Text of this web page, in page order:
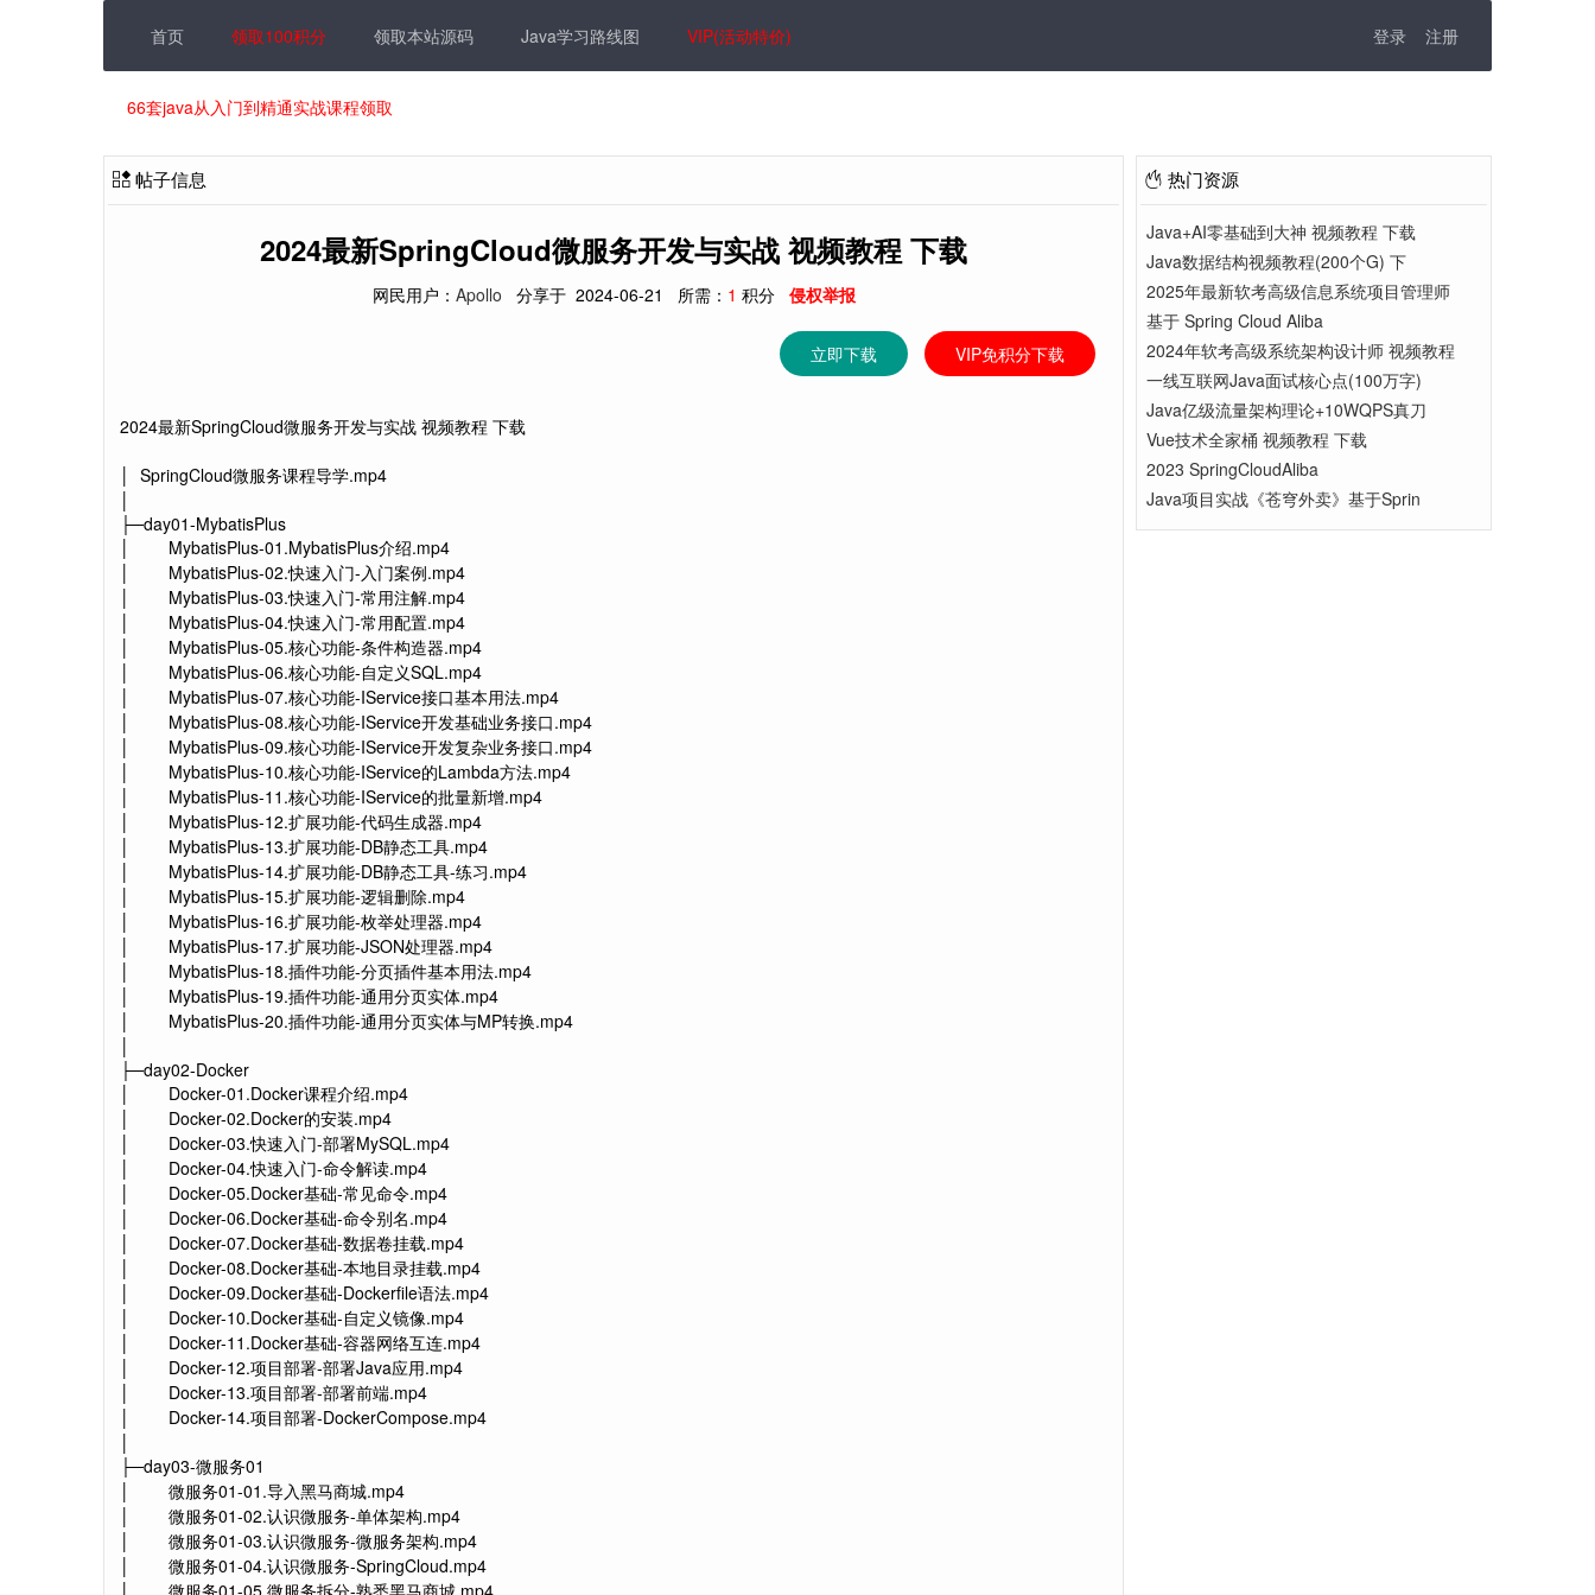
首页 领取100积分 领取本站源码 Java学习路线图 VIP(活动特价) 注册
登录
66套java从入门到精通实战课程领取
帖子信息
2024最新SpringCloud微服务开发与实战 视频教程 下载
网民用户： Apollo 分享于 2024-06-21 所需： 1 积分 侵权举报
立即下载 VIP免积分下载
2024最新SpringCloud微服务开发与实战 视频教程 下载
│ SpringCloud微服务课程导学.mp4
├─day01-MybatisPlus
│ MybatisPlus-01.MybatisPlus介绍.mp4
│ MybatisPlus-02.快速入门-入门案例.mp4
│ MybatisPlus-03.快速入门-常用注解.mp4
│ MybatisPlus-04.快速入门-常用配置.mp4
│ MybatisPlus-05.核心功能-条件构造器.mp4
│ MybatisPlus-06.核心功能-自定义SQL.mp4
│ MybatisPlus-07.核心功能-IService接口基本用法.mp4
│ MybatisPlus-08.核心功能-IService开发基础业务接口.mp4
│ MybatisPlus-09.核心功能-IService开发复杂业务接口.mp4
│ MybatisPlus-10.核心功能-IService的Lambda方法.mp4
│ MybatisPlus-11.核心功能-IService的批量新增.mp4
│ MybatisPlus-12.扩展功能-代码生成器.mp4
│ MybatisPlus-13.扩展功能-DB静态工具.mp4
│ MybatisPlus-14.扩展功能-DB静态工具-练习.mp4
│ MybatisPlus-15.扩展功能-逻辑删除.mp4
│ MybatisPlus-16.扩展功能-枚举处理器.mp4
│ MybatisPlus-17.扩展功能-JSON处理器.mp4
│ MybatisPlus-18.插件功能-分页插件基本用法.mp4
│ MybatisPlus-19.插件功能-通用分页实体.mp4
│ MybatisPlus-20.插件功能-通用分页实体与MP转换.mp4
├─day02-Docker
│ Docker-01.Docker课程介绍.mp4
│ Docker-02.Docker的安装.mp4
│ Docker-03.快速入门-部署MySQL.mp4
│ Docker-04.快速入门-命令解读.mp4
│ Docker-05.Docker基础-常见命令.mp4
│ Docker-06.Docker基础-命令别名.mp4
│ Docker-07.Docker基础-数据卷挂载.mp4
│ Docker-08.Docker基础-本地目录挂载.mp4
│ Docker-09.Docker基础-Dockerfile语法.mp4
│ Docker-10.Docker基础-自定义镜像.mp4
│ Docker-11.Docker基础-容器网络互连.mp4
│ Docker-12.项目部署-部署Java应用.mp4
│ Docker-13.项目部署-部署前端.mp4
│ Docker-14.项目部署-DockerCompose.mp4
├─day03-微服务01
│ 微服务01-01.导入黑马商城.mp4
│ 微服务01-02.认识微服务-单体架构.mp4
│ 微服务01-03.认识微服务-微服务架构.mp4
│ 微服务01-04.认识微服务-SpringCloud.mp4
│ 微服务01-05.微服务拆分-熟悉黑马商城.mp4
热门资源
Java+AI零基础到大神 视频教程 下载
Java数据结构视频教程(200个G) 下
2025年最新软考高级信息系统项目管理师
基于 Spring Cloud Aliba
2024年软考高级系统架构设计师 视频教程
一线互联网Java面试核心点(100万字)
Java亿级流量架构理论+10WQPS真刀
Vue技术全家桶 视频教程 下载
2023 SpringCloudAliba
Java项目实战《苍穹外卖》基于Sprin